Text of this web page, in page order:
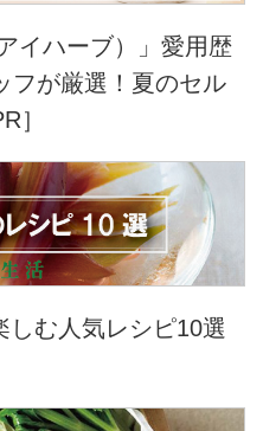
イハーブ）」愛用歴
フが厳選！夏のセル
］
む人気レシピ10選